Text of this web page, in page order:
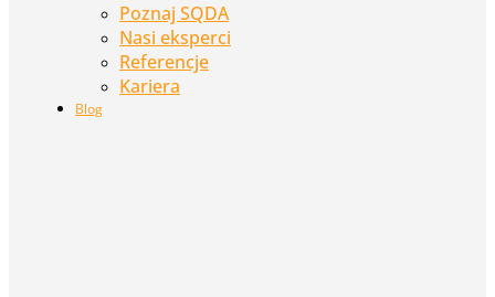
Poznaj SQDA
Nasi eksperci
Referencje
Kariera
Blog